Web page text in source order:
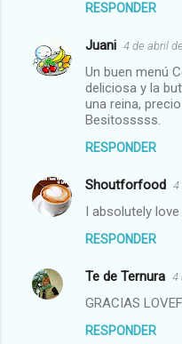
RESPONDER
Juani 4 de abril
Un buen menú
deliciosa y la
una reina,
Besitosssss.
RESPONDER
Shoutforfood 4
I absolutely
RESPONDER
Te de Ternura 4
GRACIAS
RESPONDER